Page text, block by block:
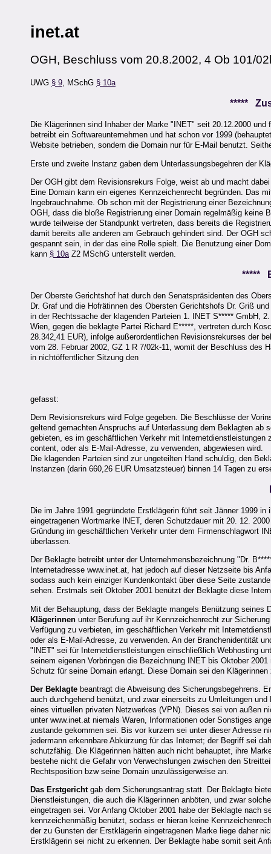
inet.at
OGH, Beschluss vom 20.8.2002, 4 Ob 101/
UWG § 9, MSchG § 10a
*****
Die Klägerinnen sind Inhaber der Marke "INET" seit 20.12.2000
betreibt ein Softwareunternehmen und hat schon vor 1999
Website betrieben, sondern die Domain nur für E-Mail benutzt.
Erste und zweite Instanz gaben dem Unterlassungsbegehren der
Der OGH gibt dem Revisionsrekurs Folge, weist ab und macht
Eine Domain kann ein eigenes Kennzeichenrecht begründen. Das
Ingebrauchnahme. Ob schon mit der Registrierung einer
OGH, dass die bloße Registrierung einer Domain regelmäßig keine
wurde teilweise der Standpunkt vertreten, dass bereits die
damit bereits alle anderen am Gebrauch gehindert sind. Der OGH
gespannt sein, in der das eine Rolle spielt. Die Benutzung einer
kann § 10a Z2 MSchG unterstellt werden.
*****
Der Oberste Gerichtshof hat durch den Senatspräsidenten des
Dr. Graf und die Hofrätinnen des Obersten Gerichtshofs Dr. Griß
in der Rechtssache der klagenden Parteien 1. INET S***** GmbH,
Wien, gegen die beklagte Partei Richard E*****, vertreten durch
28.342,41 EUR), infolge außerordentlichen Revisionsrekurses der
vom 28. Februar 2002, GZ 1 R 7/02k-11, womit der Beschluss des
in nichtöffentlicher Sitzung den
gefasst:
Dem Revisionsrekurs wird Folge gegeben. Die Beschlüsse der
geltend gemachten Anspruchs auf Unterlassung dem Beklagten
gebieten, es im geschäftlichen Verkehr mit
content, oder als E-Mail-Adresse, zu verwenden, abgewiesen wird.
Die klagenden Parteien sind zur ungeteilten Hand schuldig, den
Instanzen (darin 660,26 EUR Umsatzsteuer) binnen 14 Tagen zu
Die im Jahre 1991 gegründete Erstklägerin führt seit Jänner 1999
eingetragenen Wortmarke INET, deren Schutzdauer mit 20. 12.
Gründung im geschäftlichen Verkehr unter dem Firmenschlagwort
überlassen.
Der Beklagte betreibt unter der Unternehmensbezeichnung "Dr.
Internetadresse www.inet.at, hat jedoch auf dieser Netzseite bis
sodass auch kein einziger Kundenkontakt über diese Seite
sehen. Erstmals seit Oktober 2001 benützt der Beklagte diese
Mit der Behauptung, dass der Beklagte mangels Benützung
Klägerinnen unter Berufung auf ihr Kennzeichenrecht zur
Verfügung zu verbieten, im geschäftlichen Verkehr mit
oder als E-Mail-Adresse, zu verwenden. An der Branchenidentität
"INET" sei für Internetdienstleistungen einschließlich Webhosting
seinem eigenen Vorbringen die Bezeichnung INET bis Oktober
Schutz für seine Domain erlangt. Diese Domain sei den
Der Beklagte beantragt die Abweisung des Sicherungsbegehrens.
auch durchgehend benützt, und zwar einerseits zu Umleitungen
eines virtuellen privaten Netzwerkes (VPN). Dieses sei von außen
unter www.inet.at niemals Waren, Informationen oder Sonstiges
zustande gekommen sei. Bis vor kurzem sei unter dieser Adresse
jedermann erkennbare Abkürzung für das Internet; der Begriff sei
schutzfähig. Die Klägerinnen hätten auch nicht behauptet, ihre
bestehe nicht die Gefahr von Verwechslungen zwischen den
Rechtsposition bzw seine Domain unzulässigerweise an.
Das Erstgericht gab dem Sicherungsantrag statt. Der Beklagte
Dienstleistungen, die auch die Klägerinnen anböten, und zwar
eingetragen sei. Vor Anfang Oktober 2001 habe der Beklagte nach
kennzeichenmäßig benützt, sodass er hieran keine
der zu Gunsten der Erstklägerin eingetragenen Marke liege daher
Erstklägerin sei nicht zu erkennen. Der Beklagte habe somit seit